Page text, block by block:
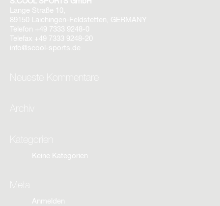
Lange Straße 10,
89150 Laichingen-Feldstetten, GERMANY
Telefon +49 7333 9248-0
Telefax +49 7333 9248-20
info@scool-sports.de
Neueste Kommentare
Archiv
Kategorien
Keine Kategorien
Meta
Anmelden